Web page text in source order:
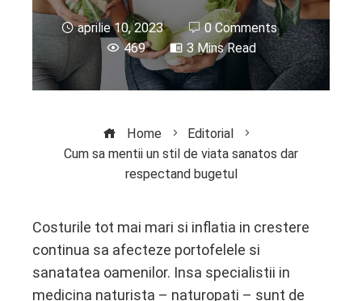
aprilie 10, 2023
0 Comments
469
3 Mins Read
Home
Editorial
Cum sa mentii un stil de viata sanatos dar
respectand bugetul
Costurile tot mai mari si inflatia in crestere
continua sa afecteze portofelele si
sanatatea oamenilor. Insa specialistii in
medicina naturista – naturopati – sunt de